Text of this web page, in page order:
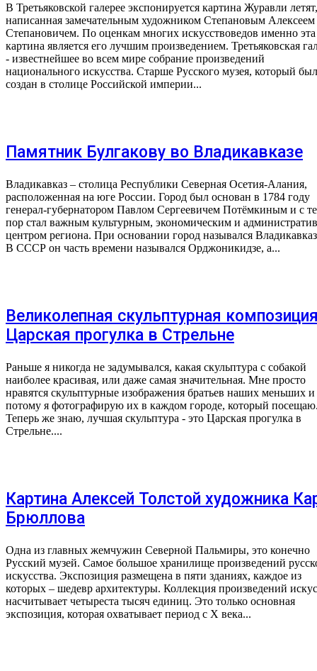
В Третьяковской галерее экспонируется картина Журавли летят,
написанная замечательным художником Степановым Алексеем
Степановичем. По оценкам многих искусствоведов именно эта
картина является его лучшим произведением. Третьяковская
- известнейшее во всем мире собрание произведений
национального искусства. Старше Русского музея, который был
создан в столице Российской империи...
Памятник Булгакову во Владикавказе
Владикавказ – столица Республики Северная Осетия-Алания,
расположенная на юге России. Город был основан в 1784 году
генерал-губернатором Павлом Сергеевичем Потёмкиным и с
пор стал важным культурным, экономическим и
центром региона. При основании город назывался
В СССР он часть времени назывался Орджоникидзе, а...
Великолепная скульптурная
Царская прогулка в Стрельне
Раньше я никогда не задумывался, какая скульптура с собакой
наиболее красивая, или даже самая значительная. Мне просто
нравятся скульптурные изображения братьев наших меньших и
потому я фотографирую их в каждом городе, который
Теперь же знаю, лучшая скульптура - это Царская прогулка в
Стрельне....
Картина Алексей Толстой художника
Брюллова
Одна из главных жемчужин Северной Пальмиры, это конечно
Русский музей. Самое большое хранилище произведений
искусства. Экспозиция размещена в пяти зданиях, каждое из
которых – шедевр архитектуры. Коллекция произведений
насчитывает четыреста тысяч единиц. Это только основная
экспозиция, которая охватывает период с X века...